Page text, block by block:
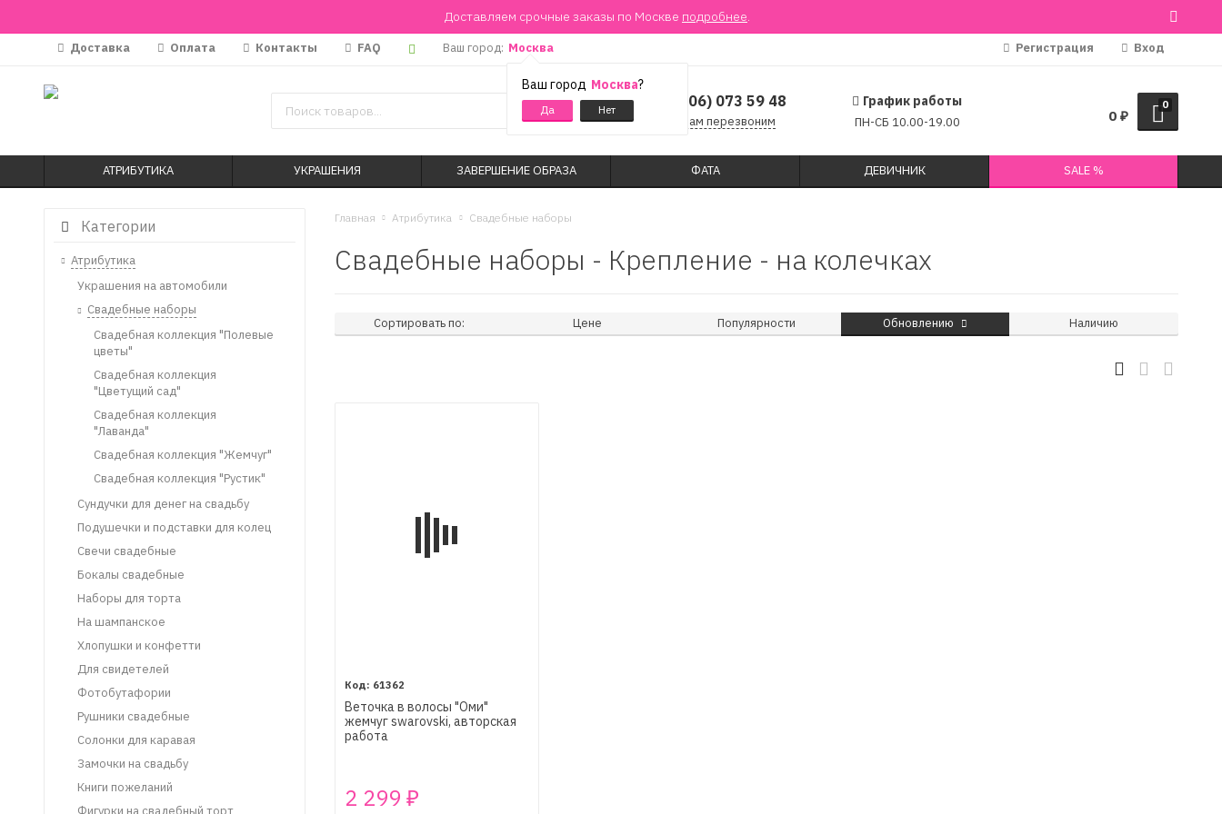
Доставляем срочные заказы по Москве подробнее.
Доставка Оплата Контакты FAQ Ваш город: Москва
Ваш город Москва?
Регистрация Вход
+7 (906) 073 59 48
Мы вам перезвоним
График работы
ПН-СБ 10.00-19.00
0
0 ₽
АТРИБУТИКА УКРАШЕНИЯ ЗАВЕРШЕНИЕ ОБРАЗА ФАТА ДЕВИЧНИК SALE %
Категории
Атрибутика
Украшения на автомобили
Свадебные наборы
Свадебная коллекция "Полевые
цветы"
Свадебная коллекция
"Цветущий сад"
Свадебная коллекция
"Лаванда"
Свадебная коллекция "Жемчуг"
Свадебная коллекция "Рустик"
Сундучки для денег на свадьбу
Подушечки и подставки для колец
Свечи свадебные
Бокалы свадебные
Наборы для торта
На шампанское
Хлопушки и конфетти
Для свидетелей
Фотобутафории
Рушники свадебные
Солонки для каравая
Замочки на свадьбу
Книги пожеланий
Главная Атрибутика Свадебные наборы
Свадебные наборы - Крепление - на колечках
Сортировать по: Цене Популярности Обновлению Наличию
61362
Веточка в волосы "Оми"
жемчуг swarovski, авторская
работа
2 299 ₽